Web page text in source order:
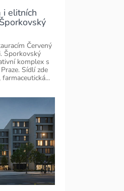
i elitních
Červený
Šporkovský
komplex s
Sídlí zde